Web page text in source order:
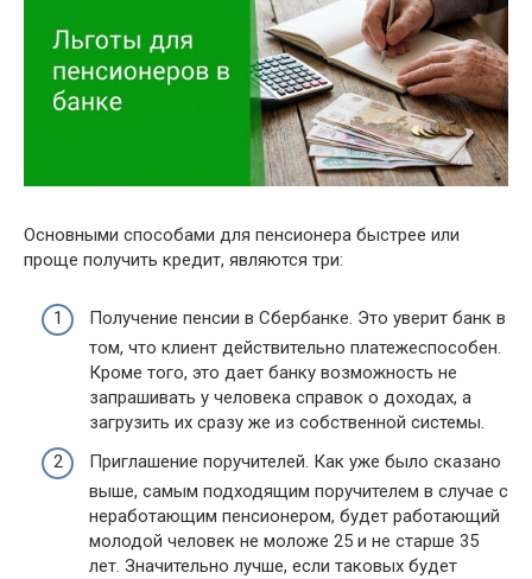
Основными способами для пенсионера быстрее или
проще получить кредит, являются три:
Получение пенсии в Сбербанке. Это уверит банк в
том, что клиент действительно платежеспособен.
Кроме того, это дает банку возможность не
запрашивать у человека справок о доходах, а
загрузить их сразу же из собственной системы.
Приглашение поручителей. Как уже было сказано
выше, самым подходящим поручителем в случае с
неработающим пенсионером, будет работающий
молодой человек не моложе 25 и не старше 35
лет. Значительно лучше, если таковых будет